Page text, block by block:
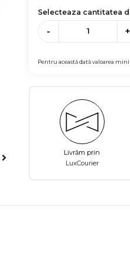
Selecteaza cantitatea
- +
Pentru această dată valoarea
Livrăm prin
LuxCourier